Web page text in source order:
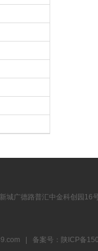
城广德路普汇中金科创园16
| 备案号： 陕ICP备